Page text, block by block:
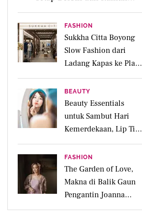
Lingkungan
FASHION
Sukkha Citta Boyong
Slow Fashion dari
Ladang Kapas ke Plaza
Indonesia
BEAUTY
Beauty Essentials
untuk Sambut Hari
Kemerdekaan, Lip Tint
dan Parfum Bikin
Makin Fresh
FASHION
The Garden of Love,
Makna di Balik Gaun
Pengantin Joanna
Alexandra Rancangan